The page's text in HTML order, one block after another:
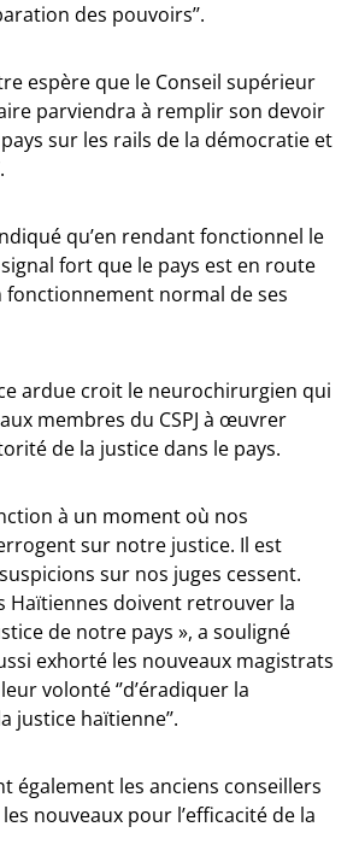
des pouvoirs’’.
espère que le Conseil supérieur
parviendra à remplir son devoir
sur les rails de la démocratie et
qu’en rendant fonctionnel le
signal fort que le pays est en route
normal de ses
ardue croit le neurochirurgien qui
membres du CSPJ à œuvrer
de la justice dans le pays.
à un moment où nos
sur notre justice. Il est
sur nos juges cessent.
Haïtiennes doivent retrouver la
de notre pays », a souligné
exhorté les nouveaux magistrats
volonté ‘’d’éradiquer la
haïtienne’’.
également les anciens conseillers
nouveaux pour l’efficacité de la